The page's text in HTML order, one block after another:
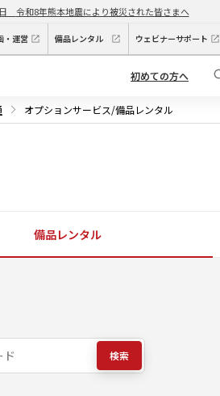
令和8年熊本地震により被災された皆さまへ
・運営 備品レンタル ウェビナーサポート
初めての方へ
オプションサービス/備品レンタル
備品レンタル
検索